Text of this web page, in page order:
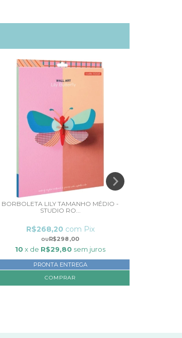
BORBOLETA LILY TAMANHO MÉDIO -
STUDIO RO...
R$298,00
R$268,20 com Pix
10 x de R$29,80 sem juros
PRONTA ENTREGA